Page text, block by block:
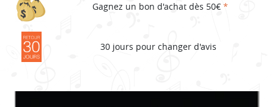
Gagnez un bon d'achat dès 50€ *
30 jours pour changer d'avis